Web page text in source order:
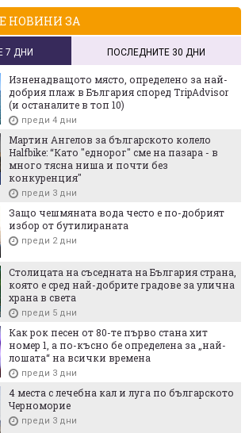
НОВИНИ ЗА
7 ДНИ ПОСЛЕДНИТЕ 30 ДНИ
Изненадващото място, определено за най-
добрия плаж в България според TripAdvisor
(и останалите в топ 10)
преди 4 дни
Мартин Ангелов за българското колело
Halfbike: “Като "еднорог" сме на пазара - в
много тясна ниша и почти без
конкуренция"
преди 3 дни
Защо чешмяната вода често е по-добрият
избор от бутилираната
преди 2 дни
Столицата на съседната на България страна,
която е сред най-добрите градове за улична
храна в света
преди 5 дни
Как рок песен от 80-те първо стана хит
номер 1, а по-късно бе определена за „най-
лошата“ на всички времена
преди 3 дни
4 места с лечебна кал и луга по българското
Черноморие
преди 3 дни